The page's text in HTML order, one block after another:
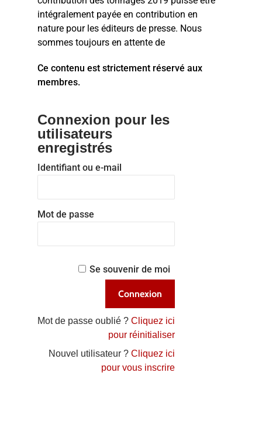
intégralement payée en contribution en
nature pour les éditeurs de presse. Nous
sommes toujours en attente de
Ce contenu est strictement réservé aux
membres.
Connexion pour les
utilisateurs
enregistrés
Identifiant ou e-mail
Mot de passe
Se souvenir de moi
Mot de passe oublié ?Cliquez ici
pour réinitialiser
Nouvel utilisateur ?Cliquez ici
pour vous inscrire